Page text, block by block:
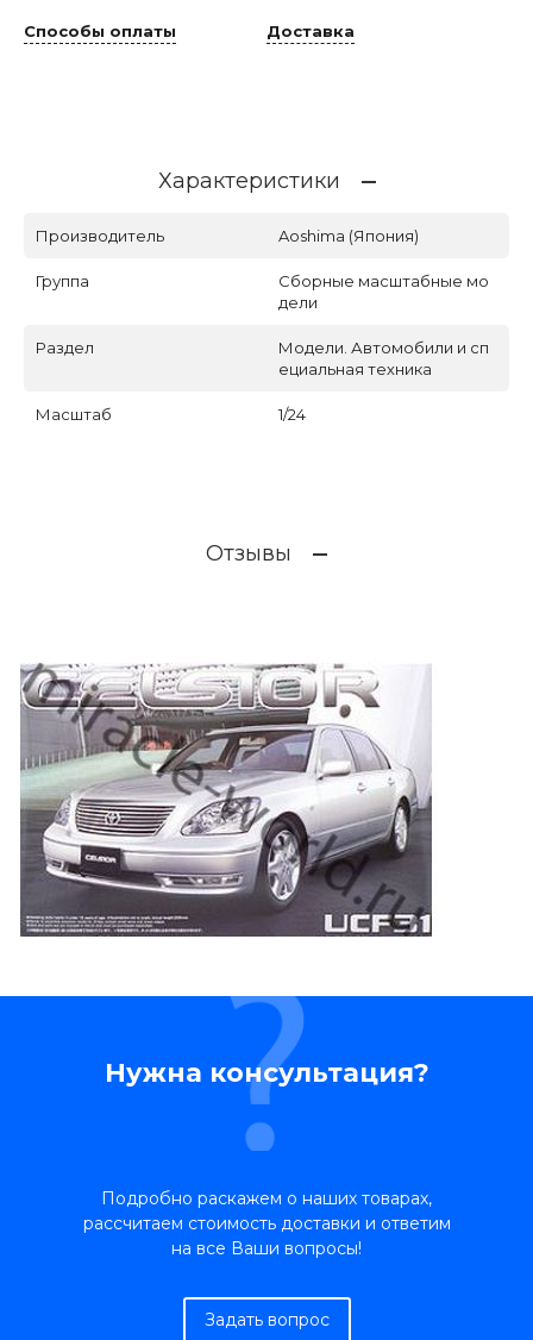
Способы оплаты Доставка
Характеристики
Производитель Aoshima (Япония)
Группа
Сборные масштабные мо
дели
Раздел
Модели. Автомобили и сп
ециальная техника
Масштаб 1/24
Отзывы
Нужна консультация?
Подробно раскажем о наших товарах,
рассчитаем стоимость доставки и ответим
на все Ваши вопросы!
Задать вопрос